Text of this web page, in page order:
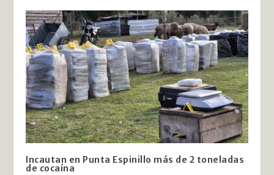
Incautan en Punta Espinillo más de 2 toneladas
de cocaína